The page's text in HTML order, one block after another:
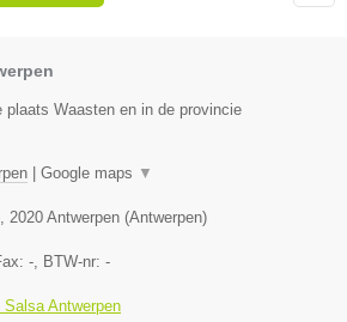
plaats Waasten en in de provincie
| Google maps ▼
2020 Antwerpen (Antwerpen)
- , BTW-nr: -
Salsa Antwerpen